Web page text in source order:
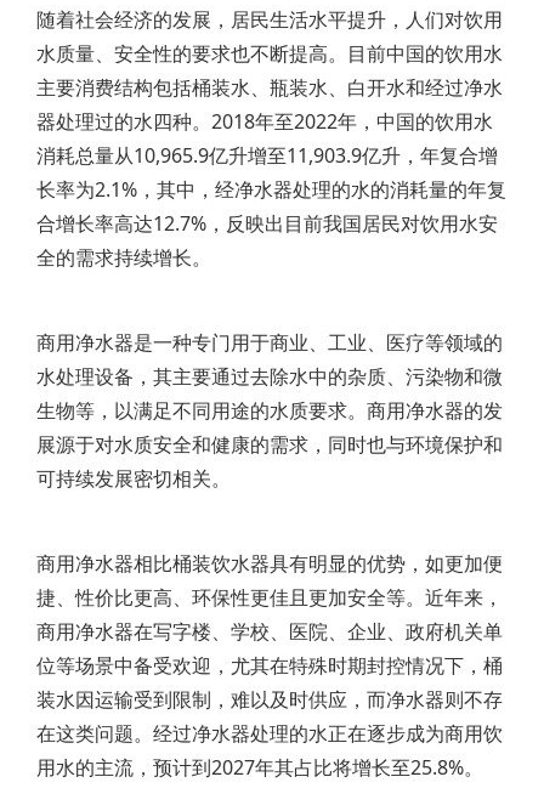
随着社会经济的发展，居民生活水平提升，人们对饮用
水质量、安全性的要求也不断提高。目前中国的饮用水
主要消费结构包括桶装水、瓶装水、白开水和经过净水
器处理过的水四种。2018年至2022年，中国的饮用水
消耗总量从10,965.9亿升增至11,903.9亿升，年复合增
长率为2.1%，其中，经净水器处理的水的消耗量的年复
合增长率高达12.7%，反映出目前我国居民对饮用水安
全的需求持续增长。
商用净水器是一种专门用于商业、工业、医疗等领域的
水处理设备，其主要通过去除水中的杂质、污染物和微
生物等，以满足不同用途的水质要求。商用净水器的发
展源于对水质安全和健康的需求，同时也与环境保护和
可持续发展密切相关。
商用净水器相比桶装饮水器具有明显的优势，如更加便
捷、性价比更高、环保性更佳且更加安全等。近年来，
商用净水器在写字楼、学校、医院、企业、政府机关单
位等场景中备受欢迎，尤其在特殊时期封控情况下，桶
装水因运输受到限制，难以及时供应，而净水器则不存
在这类问题。经过净水器处理的水正在逐步成为商用饮
用水的主流，预计到2027年其占比将增长至25.8%。